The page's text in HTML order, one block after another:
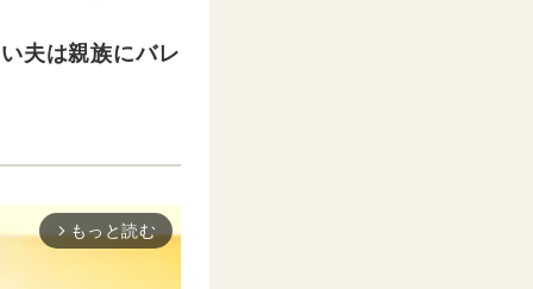
夫は親族にバレ
arrow_forward_ios もっと読む